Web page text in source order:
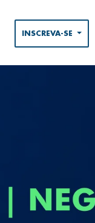
INSCREVA-SE